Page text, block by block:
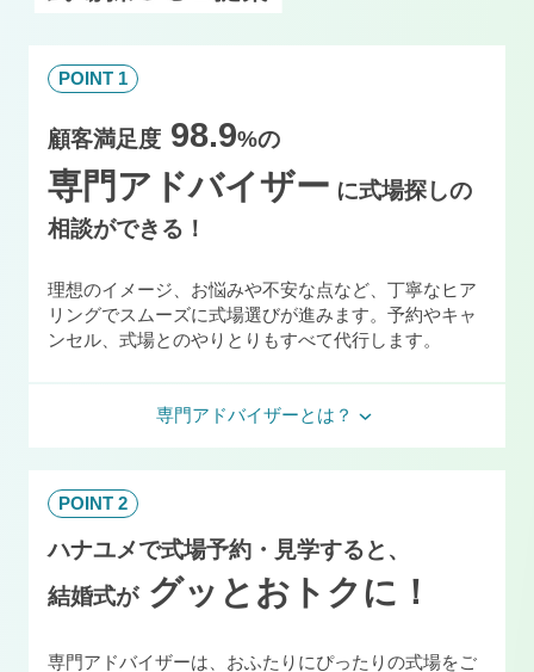
POINT 1
顧客満足度 98.9%の
専門アドバイザー に式場探しの
相談ができる！
理想のイメージ、お悩みや不安な点など、丁寧なヒア
リングでスムーズに式場選びが進みます。予約やキャ
ンセル、式場とのやりとりもすべて代行します。
専門アドバイザーとは？
POINT 2
ハナユメで式場予約・見学すると、
結婚式がグッとおトクに！
専門アドバイザーは、おふたりにぴったりの式場をご